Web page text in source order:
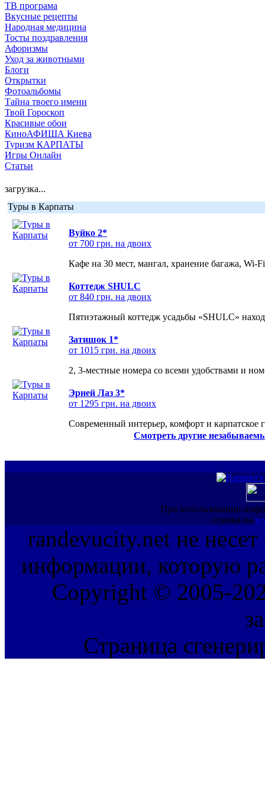
ТВ програма
Вкусные рецепты
Народная медицина
Тосты поздравления
Афоризмы
Уход за животными
Блоги
Открытки
Фотоальбомы
Тайна твоего имени
Твой Гороскоп
Красивые обои
КиноАФИША Киева
Туризм КАРПАТЫ
Игры Онлайн
Статьи
загрузка...
Туры в Карпаты
Вуйко 2*
от 700 грн. на двоих
Кафе на 30 мест, мангал, хранение багажа, Wi-
Коттедж SHULC
от 840 грн. на двоих
Пятиэтажный коттедж усадьбы «SHULC»
Затишок 1*
от 1015 грн. на двоих
2, 3-местные номера со всеми удобствами и
Эрней Лаз 3*
от 1295 грн. на двоих
Современный интерьер, комфорт и карпатское
Смотреть другие
При использовании
ссылка на
randevucity.net не несет
информации, которую
Copyright © 2005-
Страница